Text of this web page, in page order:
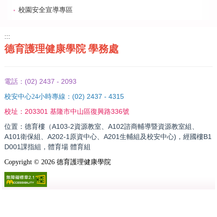
校園安全宣導專區
:::
德育護理健康學院 學務處
電話： (02) 2437 - 2093
校安中心24小時專線： (02) 2437 - 4315
校址： 203301 基隆市中山區復興路336號
位置：德育樓（A103-2資源教室、A102諮商輔導暨資源教室組、
A101衛保組、A202-1原資中心、A201生輔組及校安中心)，經國樓B1
D001課指組，體育場 體育組
Copyright © 2026德育護理健康學院